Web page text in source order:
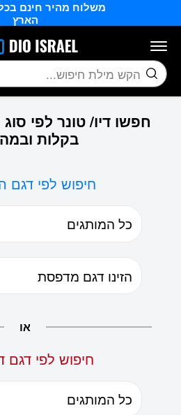
משלוח מהיר חינם
הארץ
חיפוש
חפשו דיו/ טונר לפי
בקלות
חיפוש לפי
או
חיפוש לפי דגם